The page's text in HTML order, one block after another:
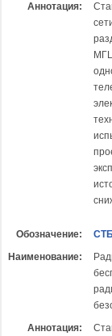
Аннотация:
Обозначение:
Наименование:
Аннотация: